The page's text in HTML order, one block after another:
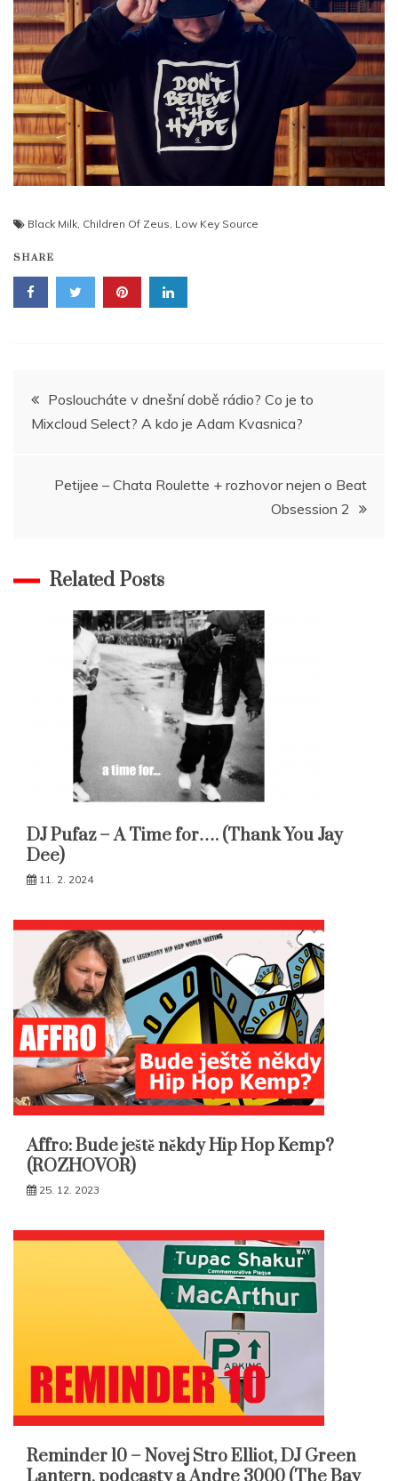
Black Milk, Children Of Zeus, Low Key Source
SHARE
Navigace
pro
příspěvek
Posloucháte v dnešní době rádio? Co je to
Mixcloud Select? A kdo je Adam Kvasnica?
Petijee – Chata Roulette + rozhovor nejen o Beat
Obsession 2
Related Posts
DJ Pufaz – A Time for…. (Thank You Jay
Dee)
11. 2. 2024
Affro: Bude ještě někdy Hip Hop Kemp?
(ROZHOVOR)
25. 12. 2023
Reminder 10 – Novej Stro Elliot, DJ Green